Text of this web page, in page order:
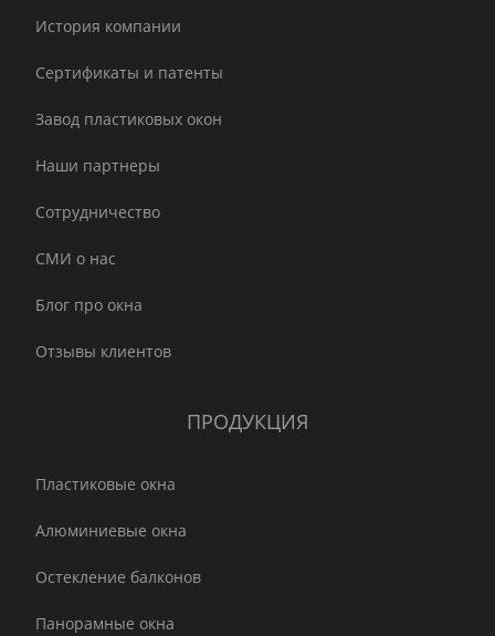
История компании
Сертификаты и патенты
Завод пластиковых окон
Наши партнеры
Сотрудничество
СМИ о нас
Блог про окна
Отзывы клиентов
ПРОДУКЦИЯ
Пластиковые окна
Алюминиевые окна
Остекление балконов
Панорамные окна